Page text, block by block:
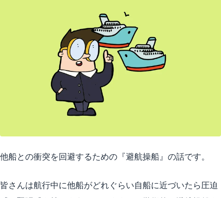
他船との衝突を回避するための『避航操船』の話です。
皆さんは航行中に他船がどれぐらい自船に近づいたら圧迫